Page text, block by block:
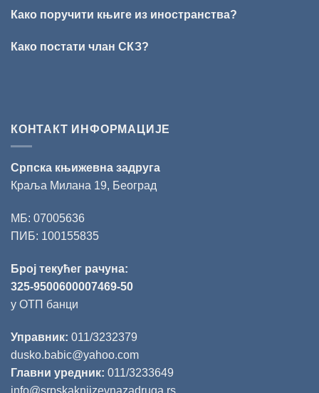
„Милован
поезију
Како поручити књиге из иностранства?
Како постати члан СКЗ?
КОНТАКТ ИНФОРМАЦИЈЕ
Српска књижевна задруга
Краља Милана 19, Београд
МБ: 07005636
ПИБ: 100155835
Број текућег рачуна:
325-9500600007469-50
у ОТП банци
Управник: 011/3232379
dusko.babic@yahoo.com
Главни уредник: 011/3233649
info@srpskaknjizevnazadruga.rs